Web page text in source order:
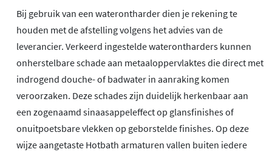
Bij gebruik van een waterontharder dien je rekening te
houden met de afstelling volgens het advies van de
leverancier. Verkeerd ingestelde waterontharders kunnen
onherstelbare schade aan metaaloppervlaktes die direct met
indrogend douche- of badwater in aanraking komen
veroorzaken. Deze schades zijn duidelijk herkenbaar aan
een zogenaamd sinaasappeleffect op glansfinishes of
onuitpoetsbare vlekken op geborstelde finishes. Op deze
wijze aangetaste Hotbath armaturen vallen buiten iedere